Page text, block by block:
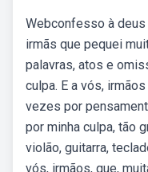
Webconfesso à
irmãs que pequei
palavras, atos e
culpa. E a vós,
vezes por
por minha culpa, tão
violão, guitarra,
vós, irmãos, que,